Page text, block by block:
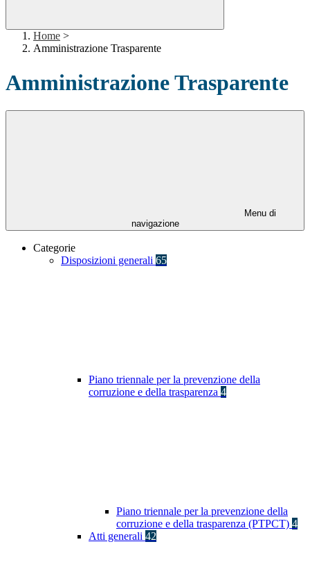
Home >
Amministrazione Trasparente
Amministrazione Trasparente
Menu di
navigazione
Categorie
Disposizioni generali 65
Piano triennale per la prevenzione della
corruzione e della trasparenza 4
Piano triennale per la prevenzione della
corruzione e della trasparenza (PTPCT) 4
Atti generali 42